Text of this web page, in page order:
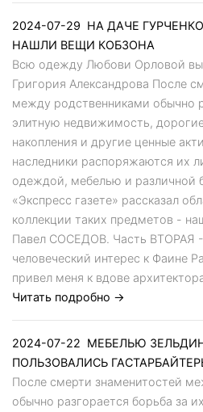
2024-07-29 НА ДАЧЕ
НАШЛИ ВЕЩИ КОБЗОНА
Всю одежду Любови Орловой
Григория Александрова После
между родственниками обычно
элитную недвижимость,
накопления и другие ценные
наследники распоряжаются их
одеждой, мебелью и различной
«Экспресс газете» рассказал
коллекции таких предметов -
Павел СОСЕДОВ. Часть ВТОРАЯ
человеческий интерес к Фаине
привел меня к вдове
Читать подробно →
2024-07-22 МЕБЕЛЬЮ
ПОЛЬЗОВАЛИСЬ
После смерти знаменитостей
обычно разгорается борьба за